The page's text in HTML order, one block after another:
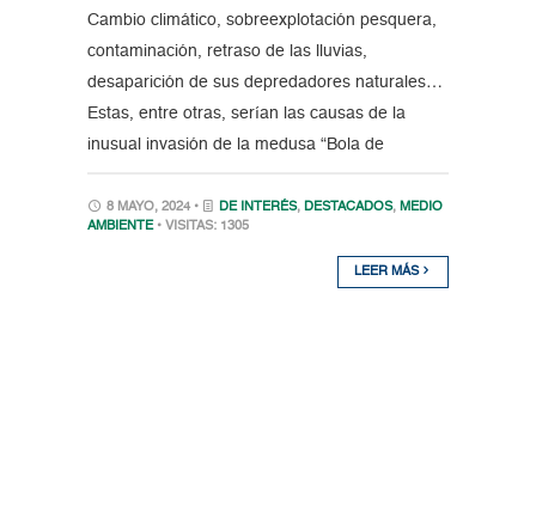
Cambio climático, sobreexplotación pesquera,
contaminación, retraso de las lluvias,
desaparición de sus depredadores naturales…
Estas, entre otras, serían las causas de la
inusual invasión de la medusa “Bola de
8 MAYO, 2024 • DE INTERÉS, DESTACADOS, MEDIO
AMBIENTE • VISITAS: 1305
LEER MÁS